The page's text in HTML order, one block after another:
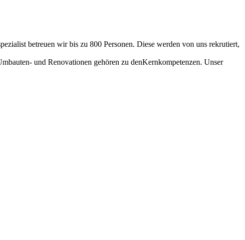
betreuen wir bis zu 800 Personen. Diese werden von uns rekrutiert,
und Renovationen gehören zu denKernkompetenzen. Unser